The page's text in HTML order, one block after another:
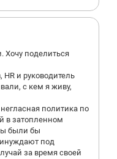
Хочу поделиться
и руководитель
с кем я живу,
политика по
в затопленном
были бы
под
за время своей